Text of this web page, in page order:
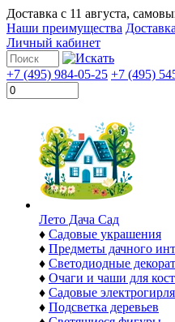
Доставка с 11 августа,
Наши преимущества Доставка
Личный кабинет
+7 (495) 984-05-25 +7 (495)
Лето Дача Сад
♦ Садовые украшения
♦ Предметы дачного
♦ Светодиодные
♦ Очаги и чаши для
♦ Садовые
♦ Подсветка деревьев